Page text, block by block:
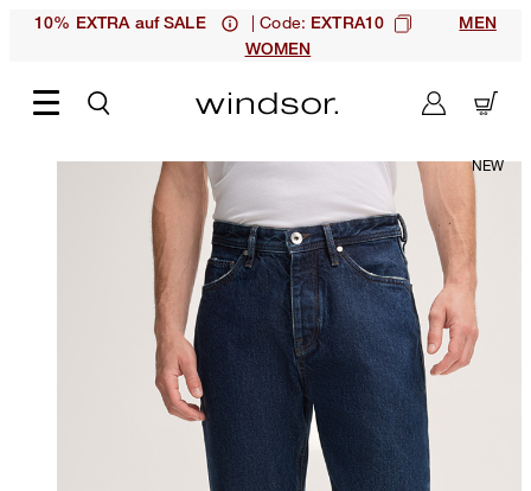
10% EXTRA auf SALE | Code: EXTRA10
MEN
WOMEN